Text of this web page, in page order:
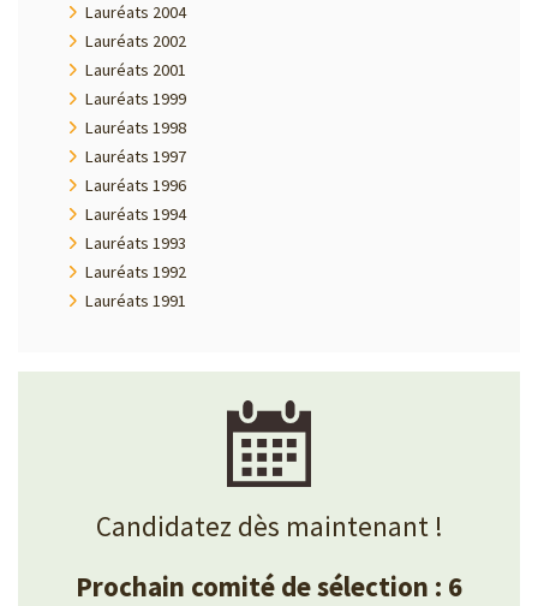
Lauréats 2004
Lauréats 2002
Lauréats 2001
Lauréats 1999
Lauréats 1998
Lauréats 1997
Lauréats 1996
Lauréats 1994
Lauréats 1993
Lauréats 1992
Lauréats 1991
Candidatez dès maintenant !
Prochain comité de sélection : 6